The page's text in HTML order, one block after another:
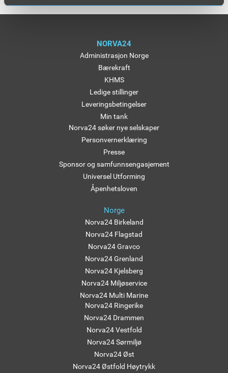
NORVA24
Administrasjon Norge
Bærekraft
KHMS
Ledige stillinger
Leveringsbetingelser
Min tank
Norva24 søker nye selskaper
Personvernerklæring
Presse
Sponsor og samfunnsengasjement
Universel Utforming
Åpenhetsloven
Norge
Norva24 Birkeland
Norva24 Flagstad
Norva24 Gravco
Norva24 Grenland
Norva24 Kjelsberg
Norva24 Miljøservice
Norva24 Multi Marine
Norva24 Ringerike
Norva24 Drammen
Norva24 Vestfold
Norva24 Sørmiljø
Norva24 Øst
Norva24 Østfold Høytrykk